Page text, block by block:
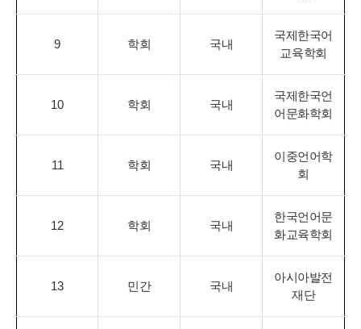
9 학회 국내
국제한국어
교육학회
10 학회 국내
국제한국언
어문화학회
11 학회 국내
이중언어학
회
12 학회 국내
한국언어문
화교육학회
13 민간 국내
아시아발전
재단